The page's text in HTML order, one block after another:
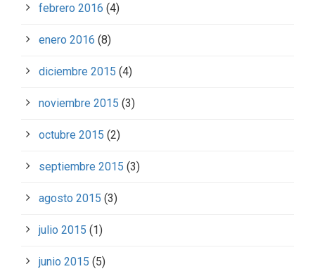
febrero 2016 (4)
enero 2016 (8)
diciembre 2015 (4)
noviembre 2015 (3)
octubre 2015 (2)
septiembre 2015 (3)
agosto 2015 (3)
julio 2015 (1)
junio 2015 (5)